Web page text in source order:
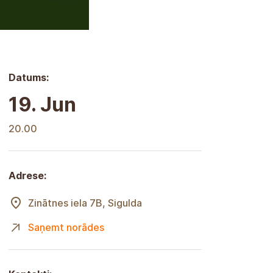
Datums:
19. Jun
20.00
Adrese:
Zinātnes iela 7B, Sigulda
Saņemt norādes